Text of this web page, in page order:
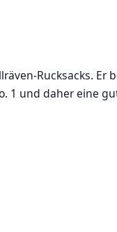
Rucksacks. Er
1 und daher eine